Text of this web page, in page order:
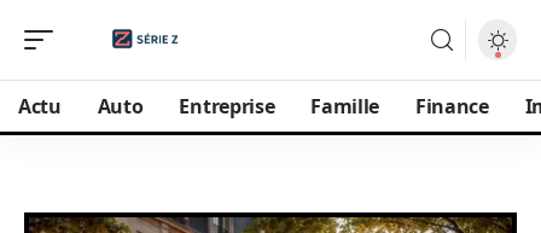
Actu Auto Entreprise Famille Finance